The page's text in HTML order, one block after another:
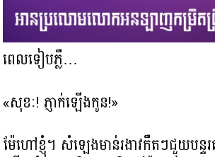
ពេលទៀបភ្លឺ…
«សុខៈ! ភ្ញាក់ឡើងកូន!»
ម៉ែហៅខ្ញុំ។ សំឡេងមាន់រងាវកឺតៗជួយបន្ទ